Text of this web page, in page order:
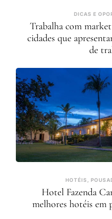
DICAS E
Trabalha com
cidades que
de
HOTÉIS,
Hotel Fazenda
melhores hotéis em